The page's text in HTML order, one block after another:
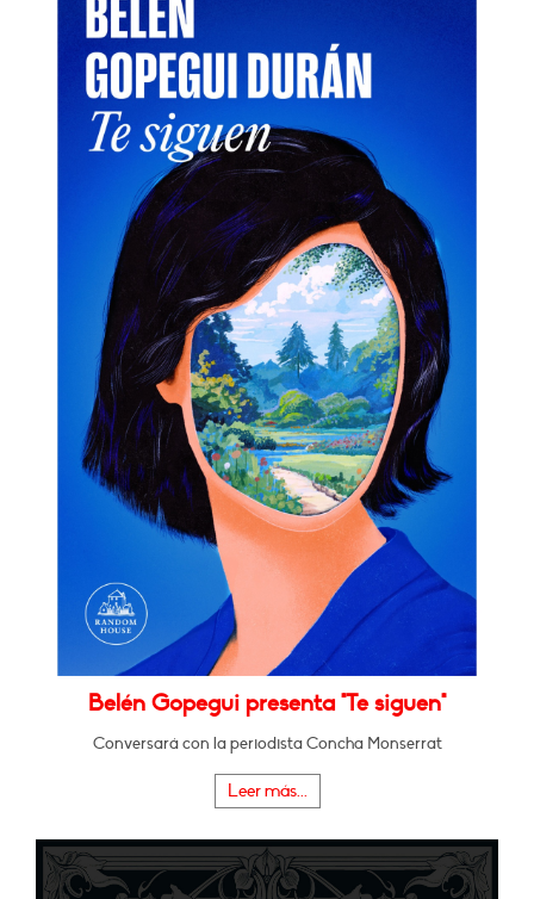
Belén Gopegui presenta "Te siguen"
Conversará con la periodista Concha Monserrat
Leer más...